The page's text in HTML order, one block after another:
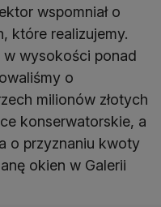
wspomniał o
które realizujemy.
wysokości ponad
o
milionów złotych
konserwatorskie, a
o przyznaniu kwoty
okien w Galerii